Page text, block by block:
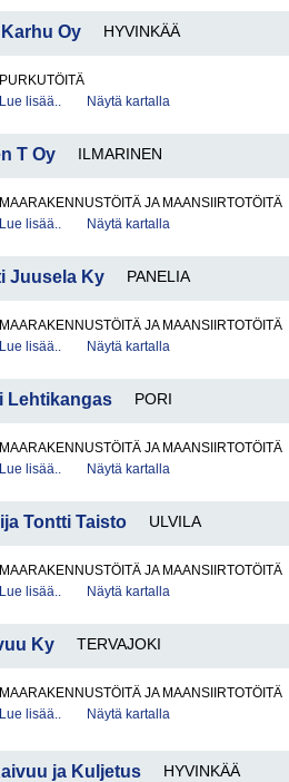
Oy HYVINKÄÄ
PURKUTÖITÄ
Lue lisää..
Näytä kartalla
T Oy ILMARINEN
MAARAKENNUSTÖITÄ JA MAANSIIRTOTÖITÄ
Lue lisää..
Näytä kartalla
Juusela Ky PANELIA
MAARAKENNUSTÖITÄ JA MAANSIIRTOTÖITÄ
Lue lisää..
Näytä kartalla
Lehtikangas PORI
MAARAKENNUSTÖITÄ JA MAANSIIRTOTÖITÄ
Lue lisää..
Näytä kartalla
Tontti Taisto ULVILA
MAARAKENNUSTÖITÄ JA MAANSIIRTOTÖITÄ
Lue lisää..
Näytä kartalla
Ky TERVAJOKI
MAARAKENNUSTÖITÄ JA MAANSIIRTOTÖITÄ
Lue lisää..
Näytä kartalla
ja Kuljetus HYVINKÄÄ